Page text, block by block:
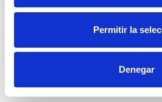
Permitir la
Denegar